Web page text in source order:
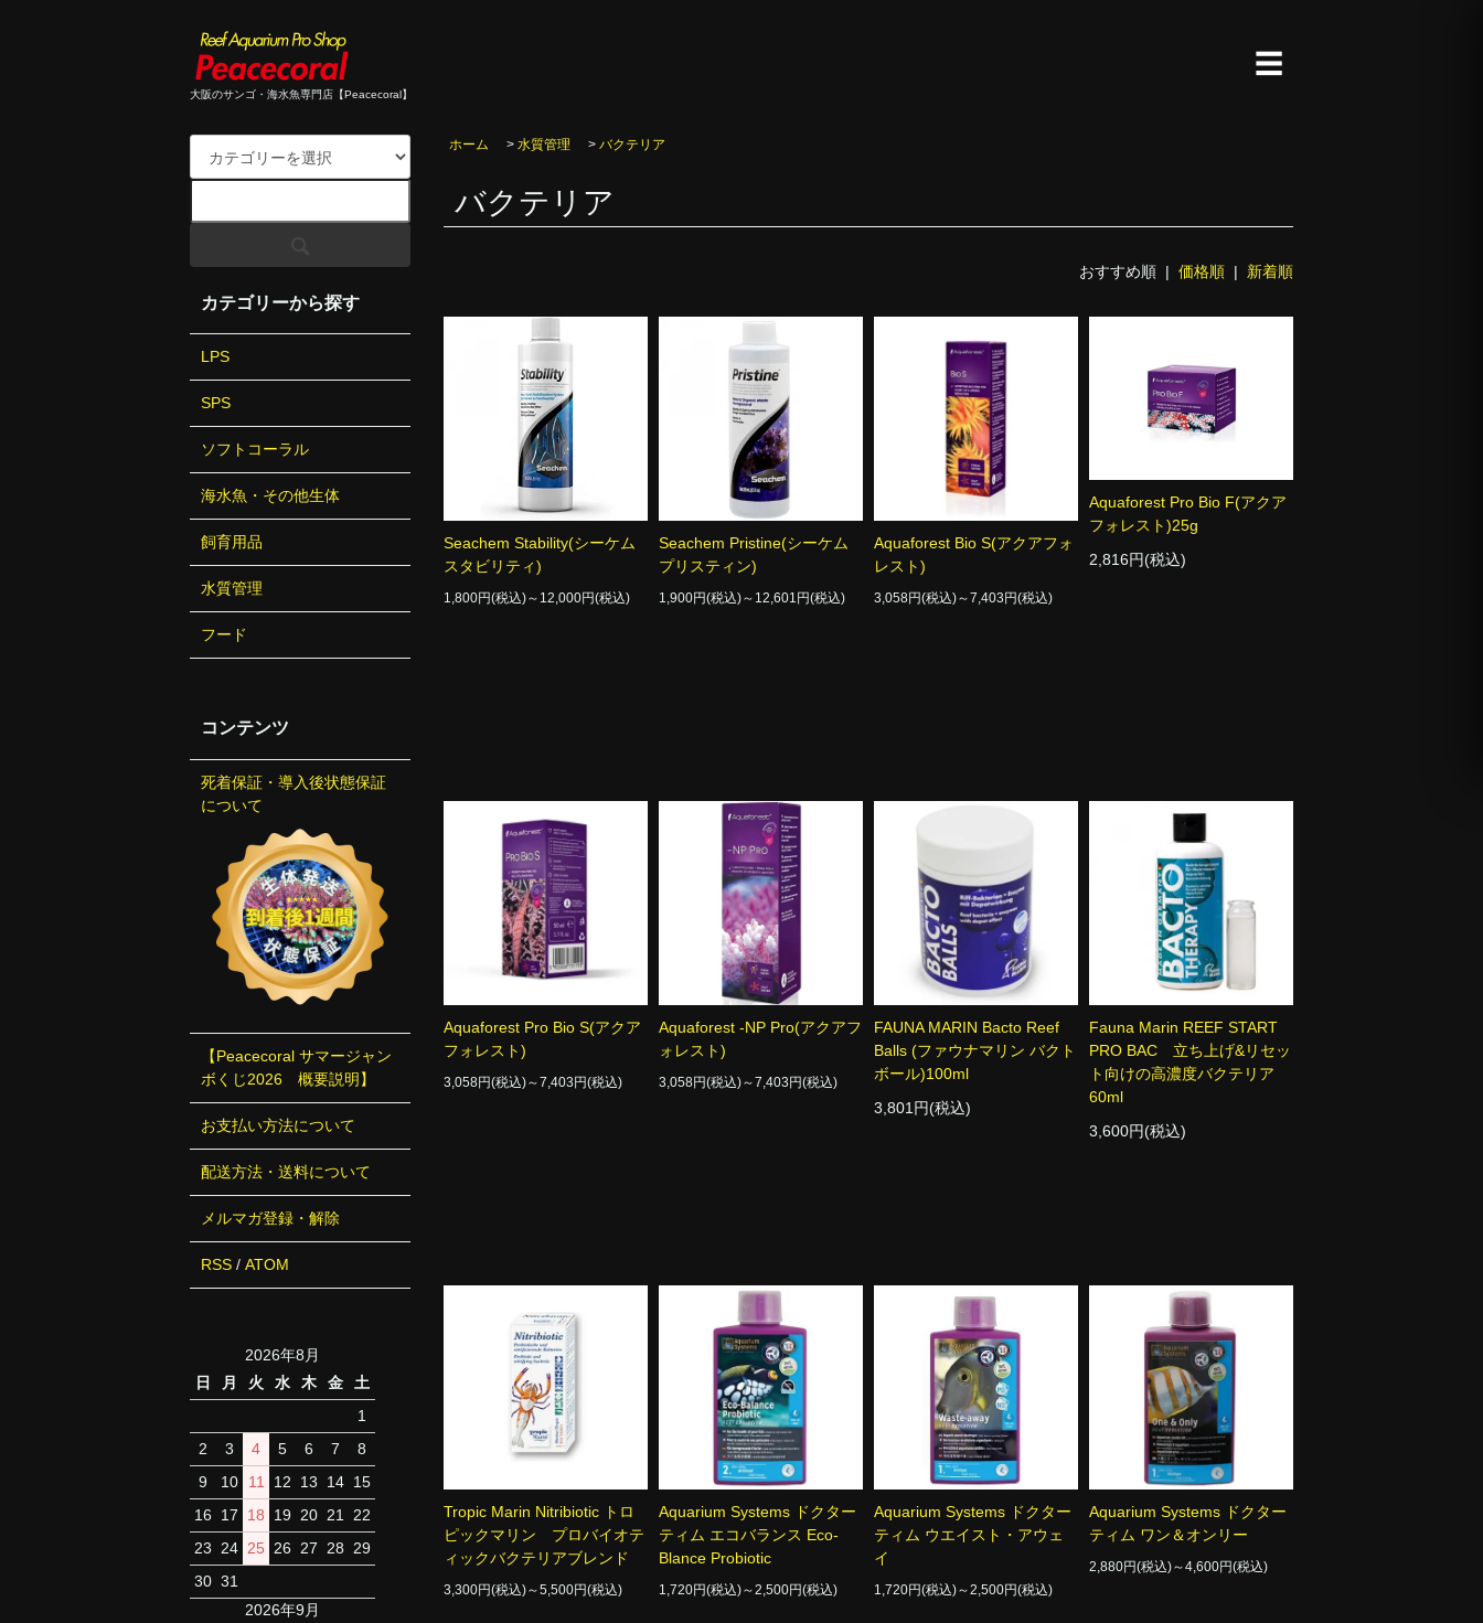
大阪のサンゴ・海水魚専門店【Peacecoral】
☰
ホーム > 水質管理 > バクテリア
バクテリア
おすすめ順 | 価格順 | 新着順
Seachem Stability(シーケム
スタビリティ)
1,800円(税込)～12,000円(税込)
Seachem Pristine(シーケム
プリスティン)
1,900円(税込)～12,601円(税込)
Aquaforest Bio S(アクアフォ
レスト)
3,058円(税込)～7,403円(税込)
Aquaforest Pro Bio F(アクア
フォレスト)25g
2,816円(税込)
Aquaforest Pro Bio S(アクア
フォレスト)
3,058円(税込)～7,403円(税込)
Aquaforest -NP Pro(アクアフ
ォレスト)
3,058円(税込)～7,403円(税込)
FAUNA MARIN Bacto Reef
Balls (ファウナマリン バクト
ボール)100ml
3,801円(税込)
Fauna Marin REEF START
PRO BAC 立ち上げ&リセッ
ト向けの高濃度バクテリア
60ml
3,600円(税込)
Tropic Marin Nitribiotic トロ
ピックマリン プロバイオテ
ィックバクテリアブレンド
3,300円(税込)～5,500円(税込)
Aquarium Systems ドクター
ティム エコバランス Eco-
Blance Probiotic
1,720円(税込)～2,500円(税込)
Aquarium Systems ドクター
ティム ウエイスト・アウェ
イ
1,720円(税込)～2,500円(税込)
Aquarium Systems ドクター
ティム ワン＆オンリー
2,880円(税込)～4,600円(税込)
カテゴリーから探す
LPS
SPS
ソフトコーラル
海水魚・その他生体
飼育用品
水質管理
フード
コンテンツ
死着保証・導入後状態保証
について
【Peacecoral サマージャン
ボくじ2026 概要説明】
お支払い方法について
配送方法・送料について
メルマガ登録・解除
RSS / ATOM
2026年8月
日
月 火 水 木 金
土
1
2
3 4 5 6 7
8
9
10 11 12 13 14 15
16
17 18 19 20 21
22
23
24 25 26 27 28
29
30 31
2026年9月